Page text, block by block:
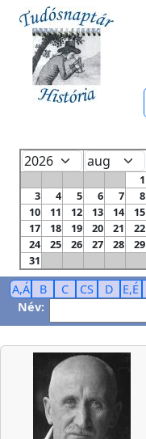
1
3
4 5 6 7 8
10
11 12 13 14 15
17
18 19 20 21 22
24
25 26 27 28 29
31
A,Á B C CS D E,É
Név: